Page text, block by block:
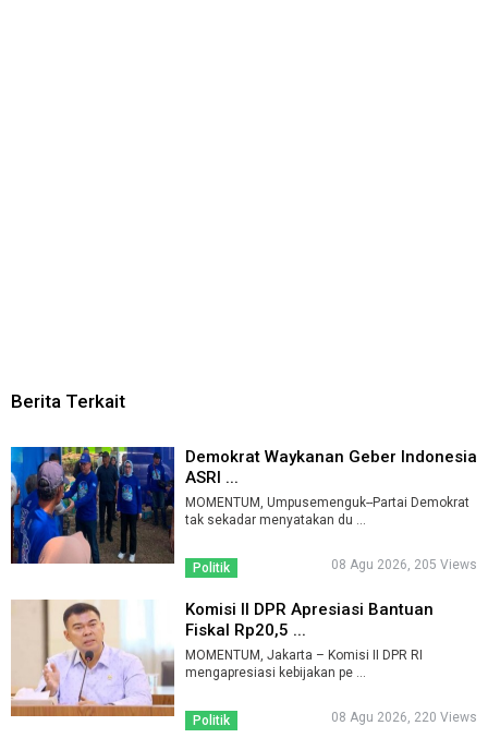
Berita Terkait
Demokrat Waykanan Geber Indonesia
ASRI ...
MOMENTUM, Umpusemenguk--Partai Demokrat
tak sekadar menyatakan du ...
Politik 08 Agu 2026, 205 Views
Komisi II DPR Apresiasi Bantuan
Fiskal Rp20,5 ...
MOMENTUM, Jakarta – Komisi II DPR RI
mengapresiasi kebijakan pe ...
Politik 08 Agu 2026, 220 Views